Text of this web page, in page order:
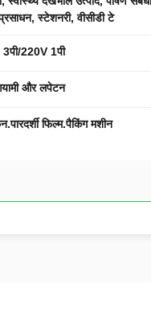
स्टेशनरी, वीसीडी टे
220V 1पी
और लपेटन
फिल्म.पैकिंग मशीन